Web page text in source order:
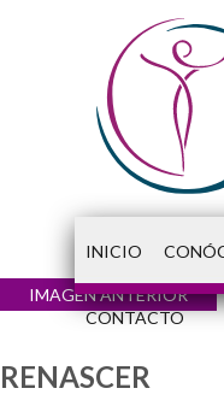
INICIO
CONTACTO
IMAGEN ANTERIOR
RENASCER